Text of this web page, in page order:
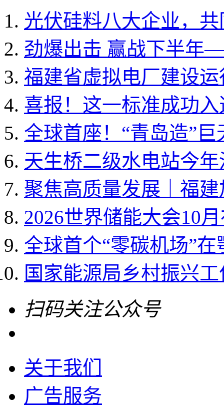
光伏硅料八大企业，
劲爆出击 赢战下半年
福建省虚拟电厂建设
喜报！这一标准成功
全球首座！“青岛造”
天生桥二级水电站今
聚焦高质量发展｜福
2026世界储能大会10
全球首个“零碳机场”
国家能源局乡村振兴
扫码关注公众号
关于我们
广告服务